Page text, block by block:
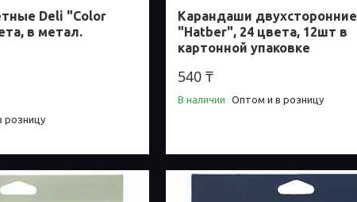
Deli "Color
в метал.
розницу
Карандаши двухсторонние
"Hatber", 24 цвета, 12шт в
картонной упаковке
540 ₸
В наличии Оптом и в розницу